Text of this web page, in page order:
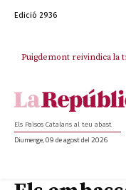
Edició 2936
Puigdemont reivindica la
Els Països Catalans al teu abast
Diumenge, 09 de agost del 2026